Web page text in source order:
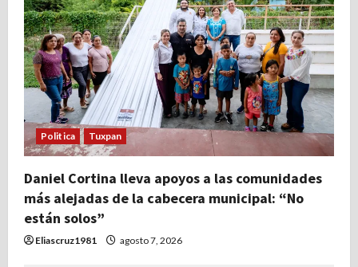
n
d
e
e
n
t
r
a
Politica Tuxpan
Daniel Cortina lleva apoyos a las comunidades
más alejadas de la cabecera municipal: “No
están solos”
Eliascruz1981 agosto 7, 2026